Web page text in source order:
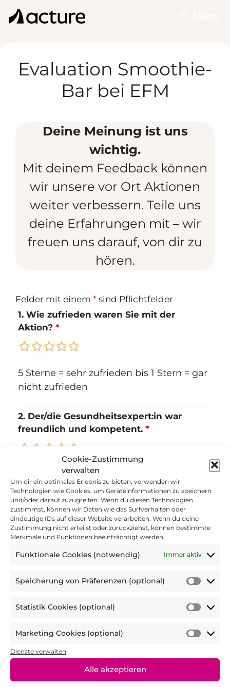
Cookie-Zustimmung
verwalten
Um dir ein optimales Erlebnis zu bieten, verwenden wir
Technologien wie Cookies, um Geräteinformationen zu speichern
und/oder darauf zuzugreifen. Wenn du diesen Technologien
zustimmst, können wir Daten wie das Surfverhalten oder
eindeutige IDs auf dieser Website verarbeiten. Wenn du deine
Zustimmung nicht erteilst oder zurückziehst, können bestimmte
Merkmale und Funktionen beeinträchtigt werden.
Funktionale Cookies (notwendig) Immer aktiv
Speicherung von Präferenzen (optional)
Statistik Cookies (optional)
Marketing Cookies (optional)
Dienste verwalten
Alle akzeptieren
Inhalt
Evaluation Smoothie-
Bar bei EFM
Deine Meinung ist uns
wichtig.
Mit deinem Feedback können
wir unsere vor Ort Aktionen
weiter verbessern. Teile uns
deine Erfahrungen mit – wir
freuen uns darauf, von dir zu
hören.
Felder mit einem * sind Pflichtfelder
1. Wie zufrieden waren Sie mit der
Aktion? *
5 Sterne = sehr zufrieden bis 1 Stern = gar
nicht zufrieden
2. Der/die Gesundheitsexpert:in war
freundlich und kompetent. *
5 Sterne = sehr kompetent bis 1 Stern =
gar nicht kompetent
3. Wie haben Ihnen die Kreationen
geschmeckt?*
5 Sterne = sehr lecker bis 1 Stern = gar
nachmachen? *